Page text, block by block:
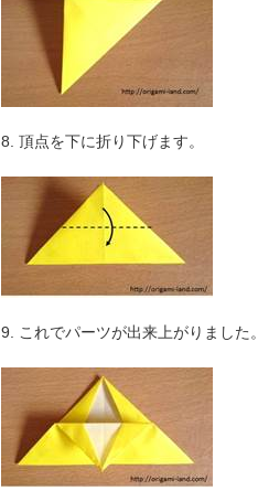
8. 頂点を下に折り下げます。
9. これでパーツが出来上がりました。